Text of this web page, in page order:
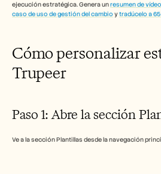
ejecución estratégica. Genera un resumen de
caso de uso de gestión del cambio y tradúcelo a
Cómo personalizar
Trupeer
Paso 1: Abre la sección
Ve a la sección Plantillas desde la navegación
Historias de clientes
Centro de ayuda
Precios
Empleo
Reserva una